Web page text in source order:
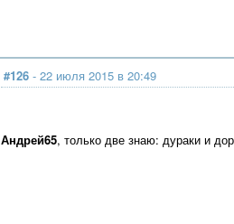
#126 - 22 июля 2015 в 20:49
Андрей65, только две знаю: дураки и